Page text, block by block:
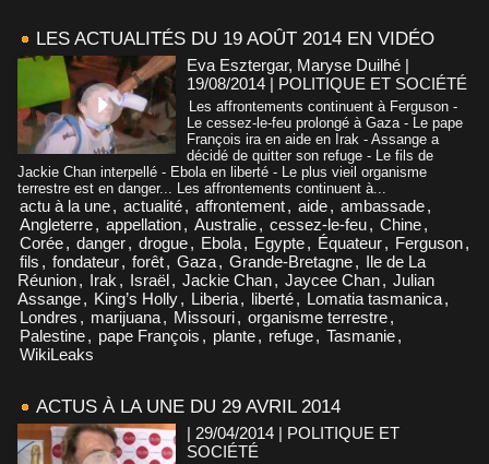
LES ACTUALITÉS DU 19 AOÛT 2014 EN VIDÉO
Eva Esztergar, Maryse Duilhé |
19/08/2014 | POLITIQUE ET SOCIÉTÉ
Les affrontements continuent à Ferguson -
Le cessez-le-feu prolongé à Gaza - Le pape
François ira en aide en Irak - Assange a
décidé de quitter son refuge - Le fils de
Jackie Chan interpellé - Ebola en liberté - Le plus vieil organisme
terrestre est en danger... Les affrontements continuent à...
actu à la une, actualité, affrontement, aide, ambassade,
Angleterre, appellation, Australie, cessez-le-feu, Chine,
Corée, danger, drogue, Ebola, Egypte, Équateur, Ferguson,
fils , fondateur, forêt, Gaza, Grande-Bretagne, Ile de La
Réunion, Irak , Israël, Jackie Chan, Jaycee Chan, Julian
Assange, King’s Holly, Liberia, liberté, Lomatia tasmanica,
Londres , marijuana, Missouri, organisme terrestre,
Palestine, pape François , plante, refuge, Tasmanie,
WikiLeaks
ACTUS À LA UNE DU 29 AVRIL 2014
| 29/04/2014 | POLITIQUE ET
SOCIÉTÉ